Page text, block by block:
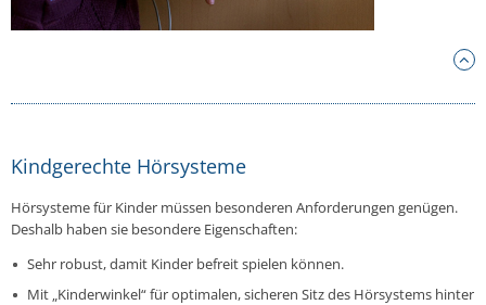
Kindgerechte Hörsysteme
Hör­sys­te­me für Kinder müssen be­son­de­ren An­for­de­run­gen genügen.
Deshalb haben sie be­son­de­re Ei­gen­schaf­ten:
Sehr robust, damit Kinder befreit spielen können.
Mit „Kin­der­win­kel“ für op­ti­ma­len, si­che­ren Sitz des Hör­sys­tems hinter